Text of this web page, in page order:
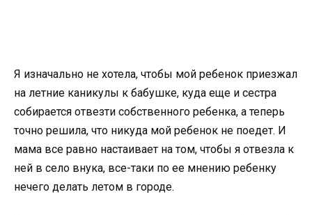
Я изначально не хотела, чтобы мой ребенок приезжал
на летние каникулы к бабушке, куда еще и сестра
собирается отвезти собственного ребенка, а теперь
точно решила, что никуда мой ребенок не поедет. И
мама все равно настаивает на том, чтобы я отвезла к
ней в село внука, все-таки по ее мнению ребенку
нечего делать летом в городе.